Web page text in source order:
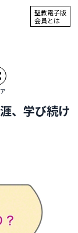
聖教電子版
会員とは
、学び続け